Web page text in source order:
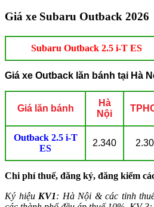
Giá xe Subaru Outback 2026
Subaru Outback 2.5 i-T ES
Giá xe Outback lăn bánh tại Hà
Giá lăn bánh
Hà
Nội
Outback 2.5 i-T
ES
2.340
Chi phí thuế, đăng ký, đăng kiểm
Ký hiệu KV1: Hà Nội & các tỉnh